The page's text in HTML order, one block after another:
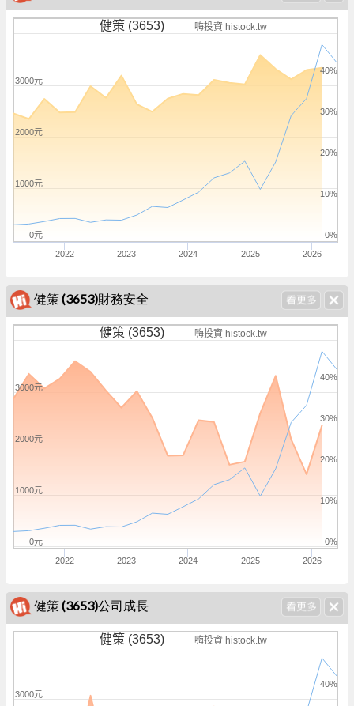
健策 (3653) 嗨投資 histock.tw
2022 2023 2024 2025 2026
0%
10%
20%
30%
40%
0元
1000元
2000元
3000元
健策 (3653)財務安全
健策 (3653) 嗨投資 histock.tw
2022 2023 2024 2025 2026
0%
10%
20%
30%
40%
0元
1000元
2000元
3000元
健策 (3653)公司成長
健策 (3653) 嗨投資 histock.tw
40%
3000元